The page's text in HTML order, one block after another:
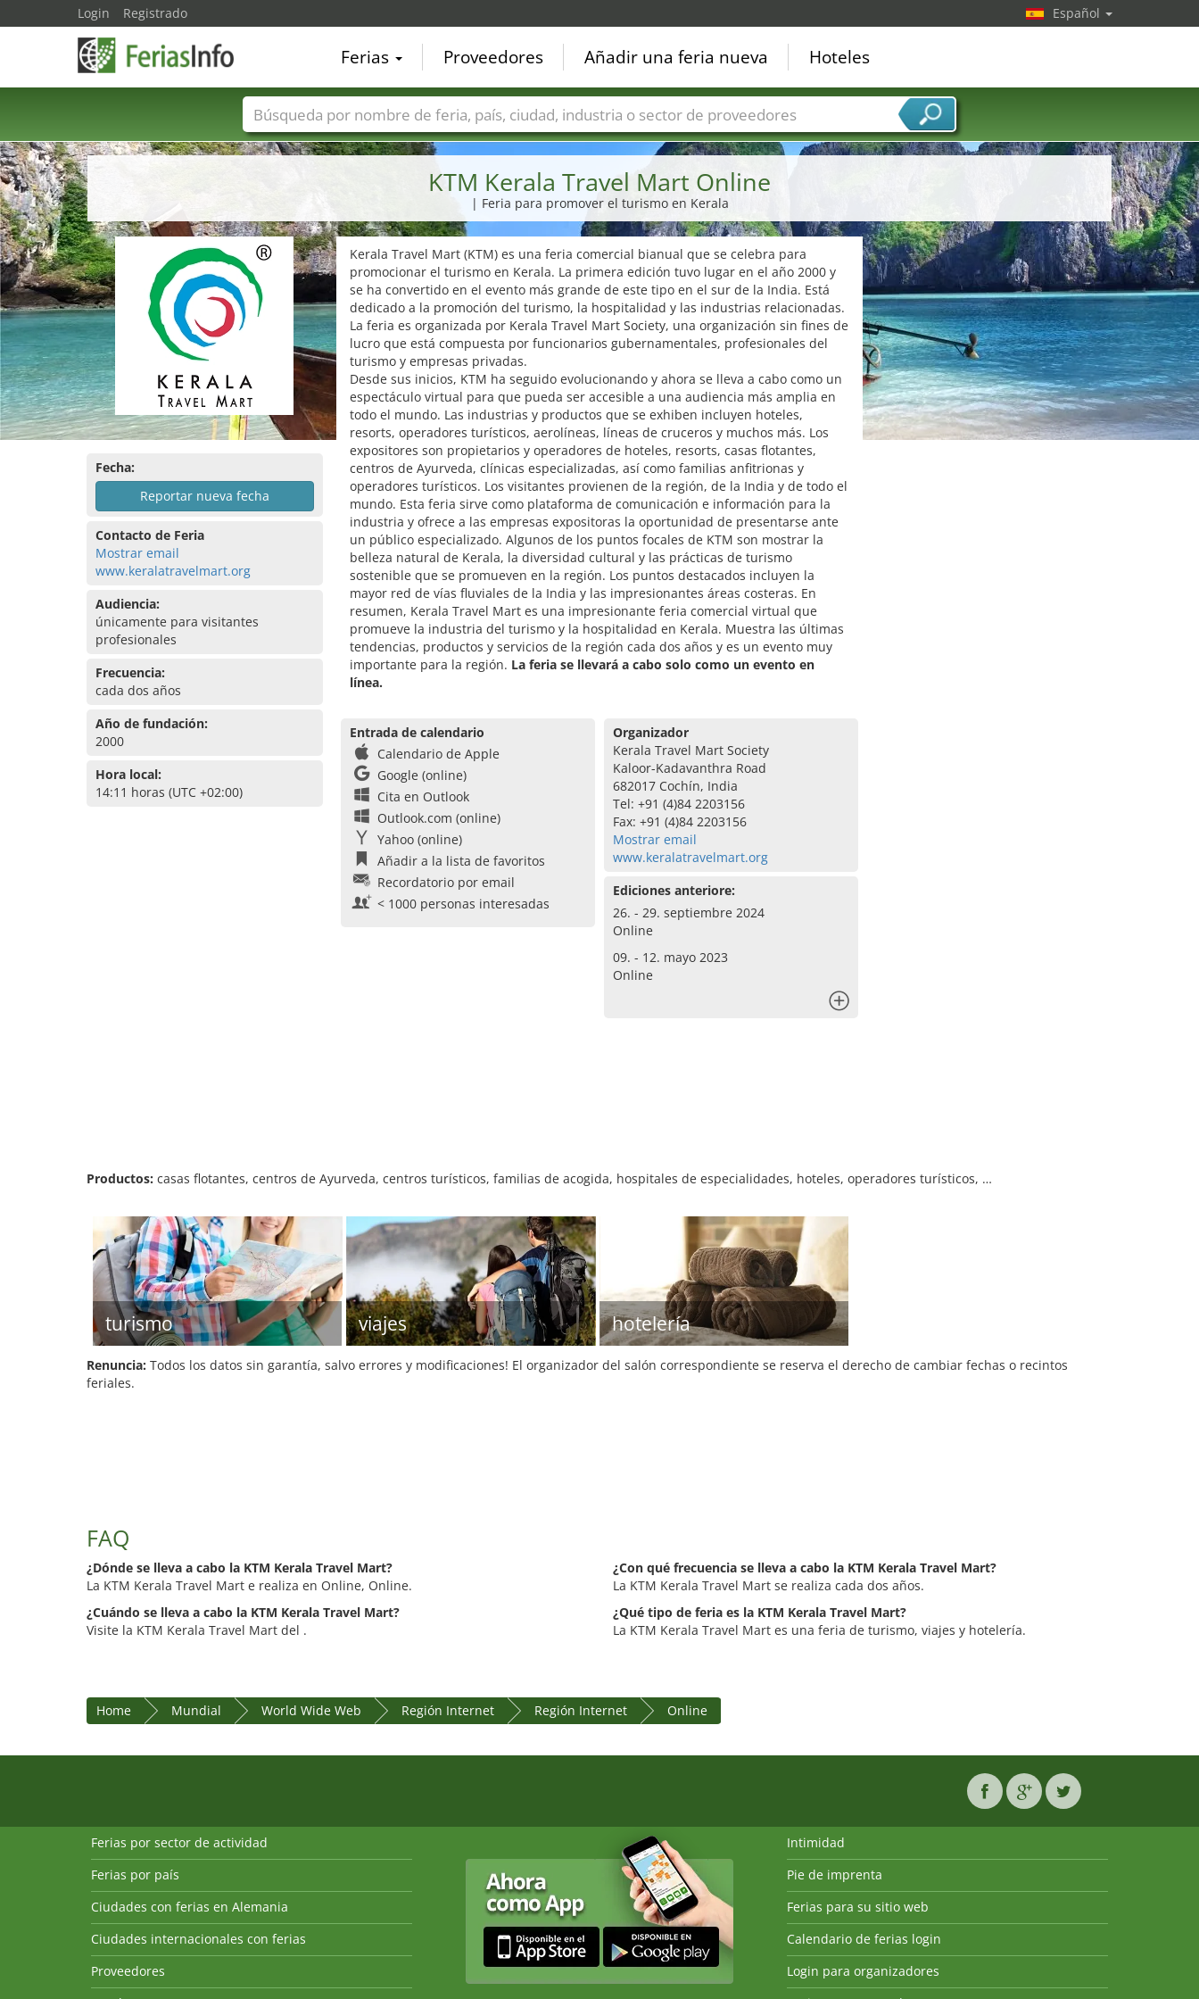
KTM Kerala Travel Mart Online
| Feria para promover el turismo en Kerala
Fecha:
Reportar nueva fecha
Contacto de Feria
Mostrar email
www.keralatravelmart.org
Audiencia:
únicamente para visitantes
profesionales
Frecuencia:
cada dos años
Año de fundación:
2000
Hora local:
14:11 horas (UTC +02:00)
Kerala Travel Mart (KTM) es una feria comercial bianual que se celebra para
promocionar el turismo en Kerala. La primera edición tuvo lugar en el año 2000 y
se ha convertido en el evento más grande de este tipo en el sur de la India. Está
dedicado a la promoción del turismo, la hospitalidad y las industrias relacionadas.
La feria es organizada por Kerala Travel Mart Society, una organización sin fines de
lucro que está compuesta por funcionarios gubernamentales, profesionales del
turismo y empresas privadas.
Desde sus inicios, KTM ha seguido evolucionando y ahora se lleva a cabo como un
espectáculo virtual para que pueda ser accesible a una audiencia más amplia en
todo el mundo. Las industrias y productos que se exhiben incluyen hoteles,
resorts, operadores turísticos, aerolíneas, líneas de cruceros y muchos más. Los
expositores son propietarios y operadores de hoteles, resorts, casas flotantes,
centros de Ayurveda, clínicas especializadas, así como familias anfitrionas y
operadores turísticos. Los visitantes provienen de la región, de la India y de todo el
mundo. Esta feria sirve como plataforma de comunicación e información para la
industria y ofrece a las empresas expositoras la oportunidad de presentarse ante
un público especializado. Algunos de los puntos focales de KTM son mostrar la
belleza natural de Kerala, la diversidad cultural y las prácticas de turismo
sostenible que se promueven en la región. Los puntos destacados incluyen la
mayor red de vías fluviales de la India y las impresionantes áreas costeras. En
resumen, Kerala Travel Mart es una impresionante feria comercial virtual que
promueve la industria del turismo y la hospitalidad en Kerala. Muestra las últimas
tendencias, productos y servicios de la región cada dos años y es un evento muy
importante para la región. La feria se llevará a cabo solo como un evento en
línea.
Entrada de calendario
Calendario de Apple
Google (online)
Cita en Outlook
Outlook.com (online)
Yahoo (online)
Añadir a la lista de favoritos
Recordatorio por email
< 1000 personas interesadas
Organizador
Kerala Travel Mart Society
Kaloor-Kadavanthra Road
682017 Cochín, India
Tel: +91 (4)84 2203156
Fax: +91 (4)84 2203156
Mostrar email
www.keralatravelmart.org
Ediciones anteriore:
26. - 29. septiembre 2024
Online
09. - 12. mayo 2023
Online
Productos: casas flotantes, centros de Ayurveda, centros turísticos, familias de acogida, hospitales de especialidades, hoteles, operadores turísticos, …
turismo viajes hotelería
Renuncia: Todos los datos sin garantía, salvo errores y modificaciones! El organizador del salón correspondiente se reserva el derecho de cambiar fechas o recintos
feriales.
FAQ
¿Dónde se lleva a cabo la KTM Kerala Travel Mart?
La KTM Kerala Travel Mart e realiza en Online, Online.
¿Cuándo se lleva a cabo la KTM Kerala Travel Mart?
Visite la KTM Kerala Travel Mart del .
¿Con qué frecuencia se lleva a cabo la KTM Kerala Travel Mart?
La KTM Kerala Travel Mart se realiza cada dos años.
¿Qué tipo de feria es la KTM Kerala Travel Mart?
La KTM Kerala Travel Mart es una feria de turismo, viajes y hotelería.
Home Mundial World Wide Web Región Internet Región Internet Online
Login Registrado Español
Ferias Proveedores Añadir una feria nueva Hoteles
Nombres de ferias Países Ciudades Sectores de ferias Sectores de proveedor de servicios
Ferias por sector de actividad
Ferias por país
Ciudades con ferias en Alemania
Ciudades internacionales con ferias
Proveedores
Intimidad
Pie de imprenta
Ferias para su sitio web
Calendario de ferias login
Login para organizadores